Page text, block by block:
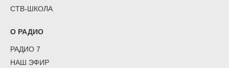
СТВ-ШКОЛА
О РАДИО
РАДИО 7
НАШ ЭФИР